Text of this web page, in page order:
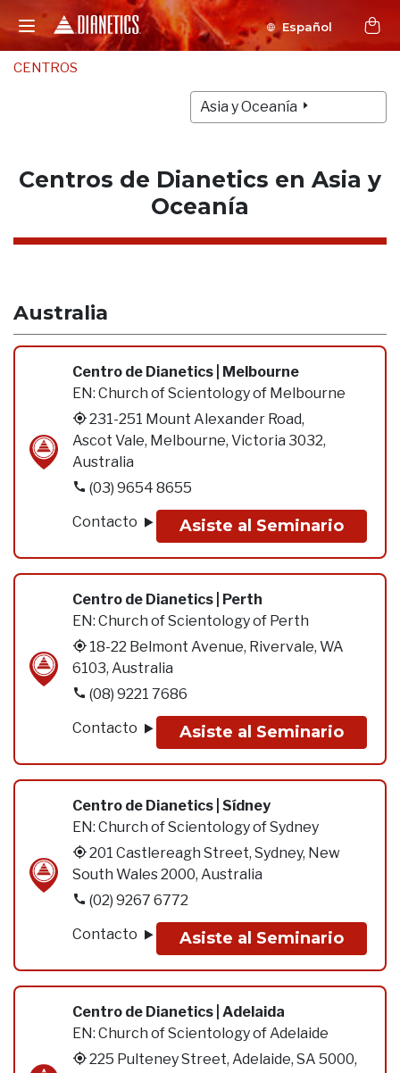
Español
CENTROS
Asia y Oceanía
Centros de Dianetics en Asia y
Oceanía
Australia
Centro de Dianetics | Melbourne
EN: Church of Scientology of Melbourne
231-251 Mount Alexander Road,
Ascot Vale, Melbourne, Victoria 3032,
Australia
(03) 9654 8655
Contacto
Asiste al Seminario
Centro de Dianetics | Perth
EN: Church of Scientology of Perth
18-22 Belmont Avenue, Rivervale, WA
6103, Australia
(08) 9221 7686
Contacto
Asiste al Seminario
Centro de Dianetics | Sídney
EN: Church of Scientology of Sydney
201 Castlereagh Street, Sydney, New
South Wales 2000, Australia
(02) 9267 6772
Contacto
Asiste al Seminario
Centro de Dianetics | Adelaida
EN: Church of Scientology of Adelaide
225 Pulteney Street, Adelaide, SA 5000,